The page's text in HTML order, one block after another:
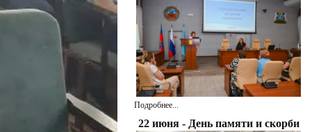
Подробнее...
22 июня - День памяти и скорби